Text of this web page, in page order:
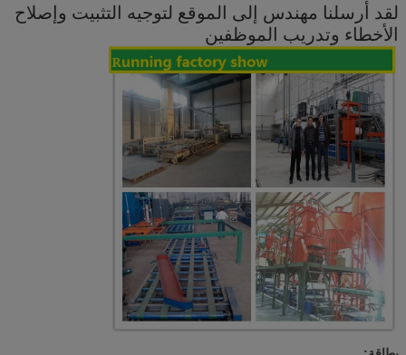
لقد أرسلنا مهندس إلى الموقع لتوجيه التثبيت وإصلاح
الأخطاء وتدريب الموظفين